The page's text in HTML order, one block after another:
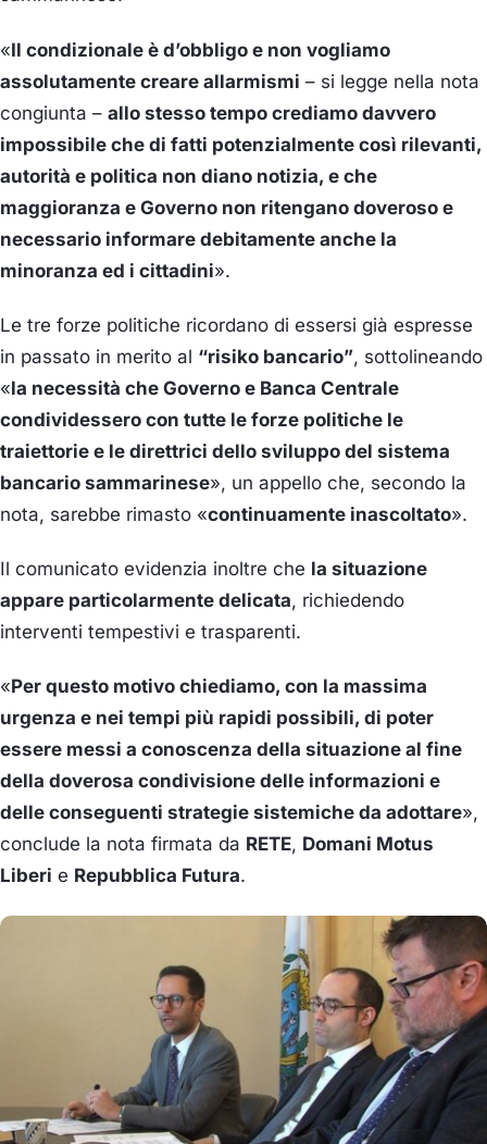
«Il condizionale è d’obbligo e non vogliamo
assolutamente creare allarmismi – si legge nella nota
congiunta – allo stesso tempo crediamo davvero
impossibile che di fatti potenzialmente così rilevanti,
autorità e politica non diano notizia, e che
maggioranza e Governo non ritengano doveroso e
necessario informare debitamente anche la
minoranza ed i cittadini».
Le tre forze politiche ricordano di essersi già espresse
in passato in merito al “risiko bancario”, sottolineando
«la necessità che Governo e Banca Centrale
condividessero con tutte le forze politiche le
traiettorie e le direttrici dello sviluppo del sistema
bancario sammarinese», un appello che, secondo la
nota, sarebbe rimasto «continuamente inascoltato».
Il comunicato evidenzia inoltre che la situazione
appare particolarmente delicata, richiedendo
interventi tempestivi e trasparenti.
«Per questo motivo chiediamo, con la massima
urgenza e nei tempi più rapidi possibili, di poter
essere messi a conoscenza della situazione al fine
della doverosa condivisione delle informazioni e
delle conseguenti strategie sistemiche da adottare»,
conclude la nota firmata da RETE, Domani Motus
Liberi e Repubblica Futura.